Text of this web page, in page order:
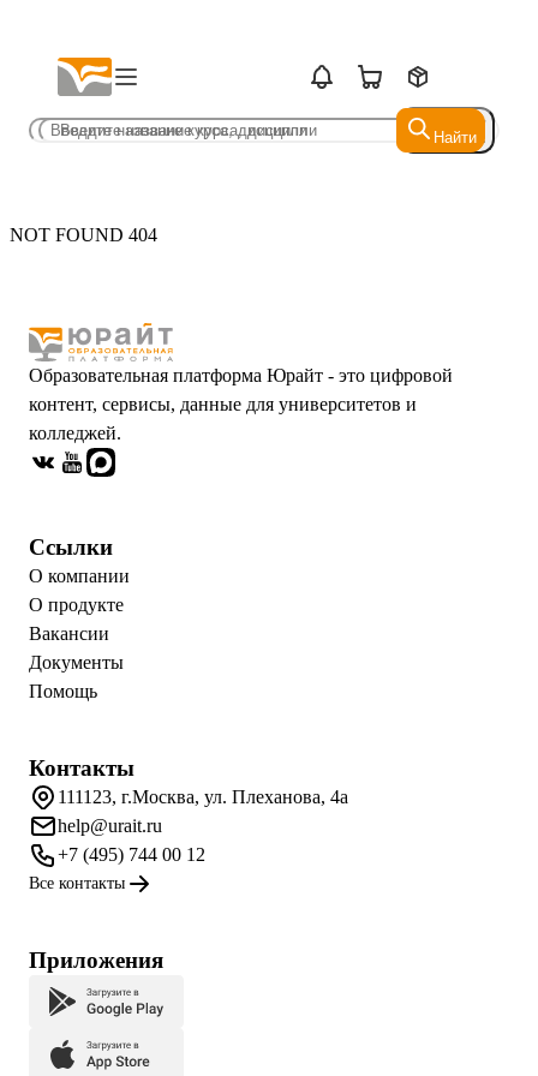
Найти
Найти
NOT FOUND 404
Образовательная платформа Юрайт - это цифровой
контент, сервисы, данные для университетов и
колледжей.
Ссылки
О компании
О продукте
Вакансии
Документы
Помощь
Контакты
111123, г.Москва, ул. Плеханова, 4а
help@urait.ru
+7 (495) 744 00 12
Все контакты
Приложения